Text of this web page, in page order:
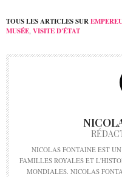
TOUS LES ARTICLES SUR
MUSÉE, VISITE D'ÉTAT
NICOLAS FONTAINE EST
FAMILLES ROYALES ET
MONDIALES. NICOLAS